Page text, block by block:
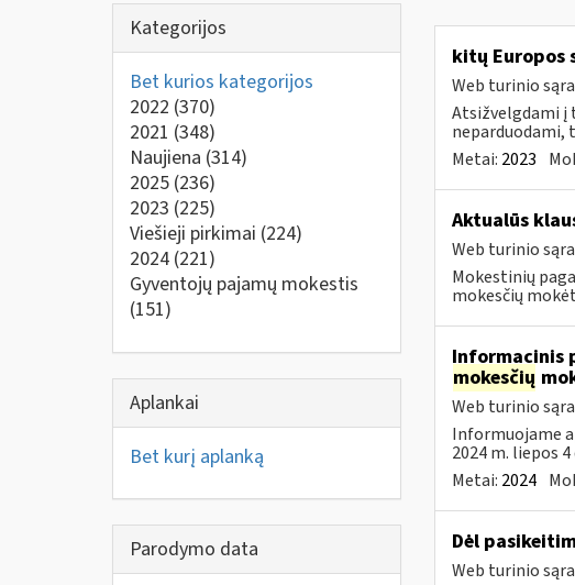
Kategorijos
Bet kurios kategorijos
2022 (370)
2021 (348)
Naujiena (314)
2025 (236)
2023 (225)
Viešieji pirkimai (224)
2024 (221)
Gyventojų pajamų mokestis
(151)
Aplankai
Bet kurį aplanką
Parodymo data
kitų Europos
Web turinio
Atsižvelgdami į
neparduodami,
Metai: 2023
Aktualūs
Web turinio
Mokestinių
mokesčių
Informacinis
mokesčių
Web turinio
Informuojame
2024 m. liepos 4
Metai: 2024
Dėl
Web turinio